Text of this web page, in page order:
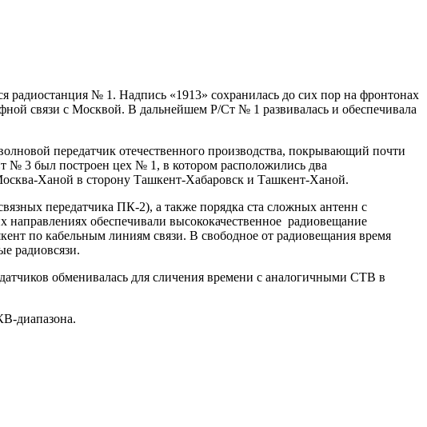
радиостанция № 1. Надпись «1913» сохранилась до сих пор на фронтонах
связи с Москвой. В дальнейшем Р/Ст № 1 развивалась и обеспечивала
передатчик отечественного производства, покрывающий почти
№ 3 был построен цех № 1, в котором расположились два
Ханой в сторону Ташкент-Хабаровск и Ташкент-Ханой.
передатчика ПК-2), а также порядка ста сложных антенн с
обеспечивали высококачественное радиовещание
по кабельным линиям связи. В свободное от радиовещания время
радиовсязи.
обменивалась для сличения времени с аналогичными СТВ в
диапазона.